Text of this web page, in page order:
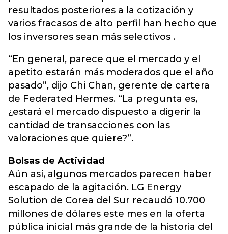
resultados posteriores a la cotización y
varios fracasos de alto perfil han hecho que
los inversores sean más selectivos .
“En general, parece que el mercado y el
apetito estarán más moderados que el año
pasado”, dijo Chi Chan, gerente de cartera
de Federated Hermes. “La pregunta es,
¿estará el mercado dispuesto a digerir la
cantidad de transacciones con las
valoraciones que quiere?”.
Bolsas de Actividad
Aún así, algunos mercados parecen haber
escapado de la agitación. LG Energy
Solution de Corea del Sur recaudó 10.700
millones de dólares este mes en la oferta
pública inicial más grande de la historia del